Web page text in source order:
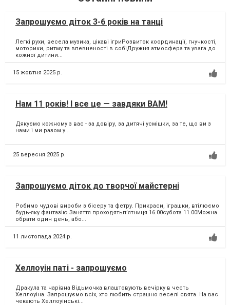
Запрошуємо діток 3-6 років на танці
Легкі рухи, весела музика, цікаві ігриРозвиток координації, гнучкості,
моторики, ритму та впевненості в собіДружня атмосфера та увага до
кожної дитини...
15 жовтня 2025 р.
Нам 11 років! І все це — завдяки ВАМ!
Дякуємо кожному з вас - за довіру, за дитячі усмішки, за те, що ви з
нами і ми разом у...
25 вересня 2025 р.
Запрошуємо діток до творчої майстерні
Робимо чудові вироби з бісеру та фетру. Прикраси, іграшки, втілюємо
будь-яку фантазію Заняття проходятьпʼятниця 16.00субота 11.00Можна
обрати один день, або...
11 листопада 2024 р.
Хеллоуін паті - запрошуємо
Дракула та чарівна Відьмочка влаштовують вечірку в честь
Хеллоуіна. Запрошуємо всіх, хто любить страшно веселі свята. На вас
чекають Хеллоуінські...